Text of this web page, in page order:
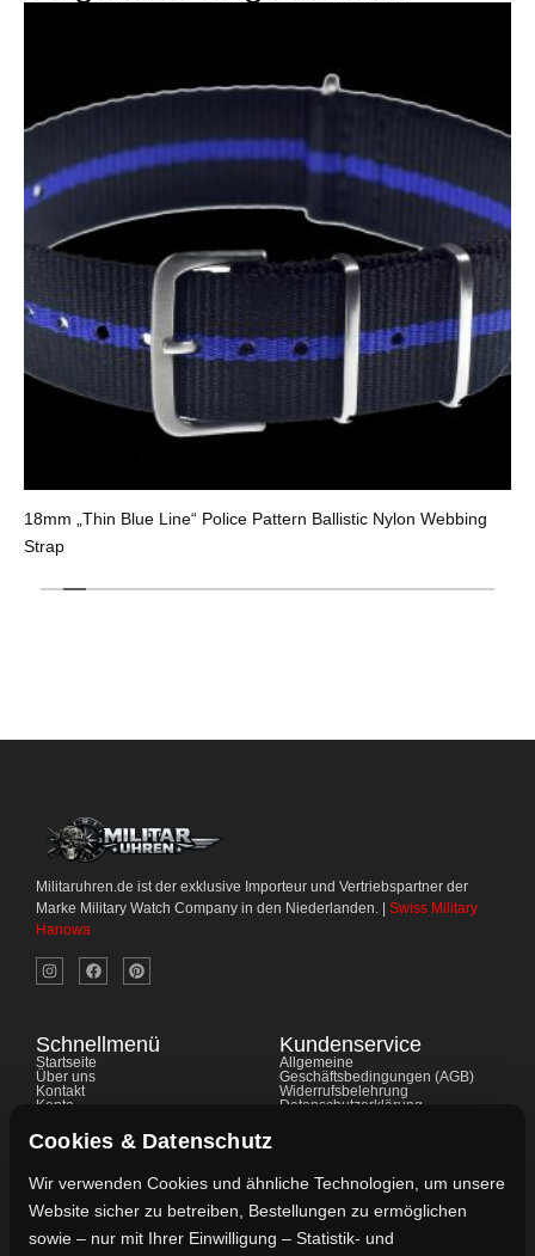
18mm „Thin Blue Line“ Police Pattern Ballistic Nylon Webbing
Strap
Militaruhren.de ist der exklusive Importeur und Vertriebspartner der
Marke Military Watch Company in den Niederlanden. | Swiss Military
Hanowa
Schnellmenü
Startseite
Über uns
Kontakt
Konto
FAQ's
Kundenservice
Allgemeine
Geschäftsbedingungen (AGB)
Widerrufsbelehrung
Datenschutzerklärung
Kontaktdaten
Cookies & Datenschutz
Wir verwenden Cookies und ähnliche Technologien, um unsere
Website sicher zu betreiben, Bestellungen zu ermöglichen
sowie – nur mit Ihrer Einwilligung – Statistik- und